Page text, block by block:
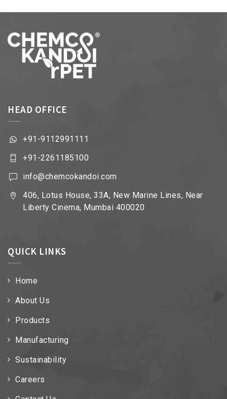
HEAD OFFICE
+91-9112991111
+91-2261185100
info@chemcokandoi.com
406, Lotus House, 33A, New Marine Lines, Near
Liberty Cinema, Mumbai 400020
QUICK LINKS
Home
About Us
Products
Manufacturing
Sustainability
Careers